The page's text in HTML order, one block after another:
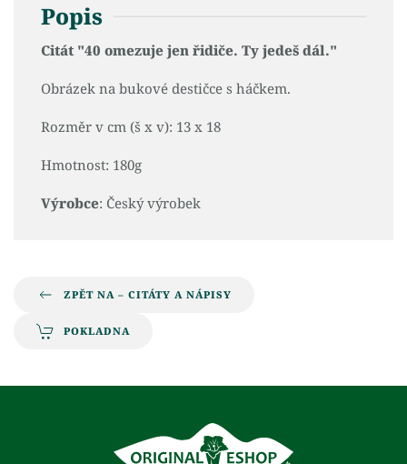
Popis
Citát "40 omezuje jen řidiče. Ty jedeš dál."
Obrázek na bukové destičce s háčkem.
Rozměr v cm (š x v): 13 x 18
Hmotnost: 180g
Výrobce: Český výrobek
ZPĚT NA – CITÁTY A NÁPISY
POKLADNA